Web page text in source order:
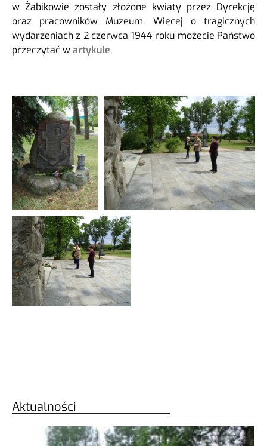
w Żabikowie zostały złożone kwiaty przez Dyrekcję
oraz pracowników Muzeum. Więcej o tragicznych
wydarzeniach z 2 czerwca 1944 roku możecie Państwo
przeczytać wartykule.
Aktualności